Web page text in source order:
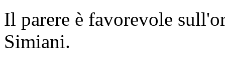
Il parere è favorevole
Simiani.